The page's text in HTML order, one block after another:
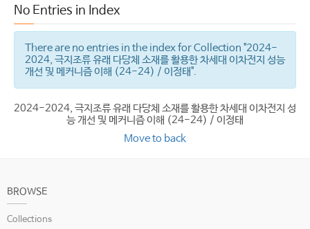
No Entries in Index
There are no entries in the index for Collection "2024-
2024, 극지조류 유래 다당체 소재를 활용한 차세대 이차전지 성능
개선 및 메커니즘 이해 (24-24) / 이정태".
2024-2024, 극지조류 유래 다당체 소재를 활용한 차세대 이차전지 성
능 개선 및 메커니즘 이해 (24-24) / 이정태
Move to back
BROWSE
Collections